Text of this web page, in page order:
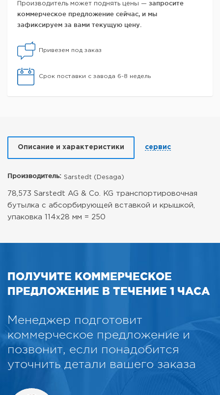
Производитель может поднять цены — запросите
коммерческое предложение сейчас, и мы
зафиксируем за вами текущую цену.
Привезем под заказ
Срок поставки с завода 6-8 недель
Описание и характеристики сервис
Производитель: Sarstedt (Desaga)
78,573 Sarstedt AG & Co. KG транспортировочная
бутылка с абсорбирующей вставкой и крышкой,
упаковка 114x28 мм = 250
ПОЛУЧИТЕ КОММЕРЧЕСКОЕ
ПРЕДЛОЖЕНИЕ В ТЕЧЕНИЕ 1 ЧАСА
Менеджер подготовит
коммерческое предложение и
позвонит, если понадобится
уточнить детали вашего заказа